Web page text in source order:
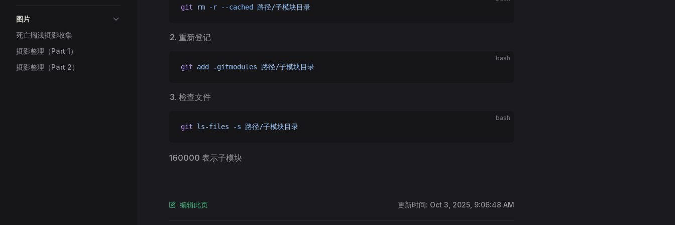
图片
死亡搁浅摄影收集
摄影整理（Part 1）
摄影整理（Part 2）
git rm -r --cached 路径/子模块目录
重新登记
bash
git add .gitmodules 路径/子模块目录
检查文件
bash
git ls-files -s 路径/子模块目录
160000 表示子模块
编辑此页 更新时间: Oct 3, 2025, 9:06:48 AM